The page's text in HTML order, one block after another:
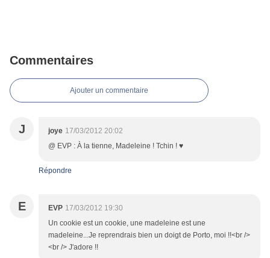
Commentaires
Ajouter un commentaire
J joye 17/03/2012 20:02
@ EVP : À la tienne, Madeleine ! Tchin ! ♥
Répondre
E EVP 17/03/2012 19:30
Un cookie est un cookie, une madeleine est une
madeleine...Je reprendrais bien un doigt de Porto, moi !!<br />
<br /> J'adore !!